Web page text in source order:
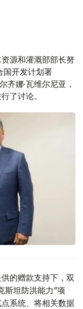
源和灌溉部部长努
国开发计划署
齐娜·瓦维尔尼亚，
了讨论。
的赠款支持下，双
斯坦防洪能力”项
系统、将相关数据